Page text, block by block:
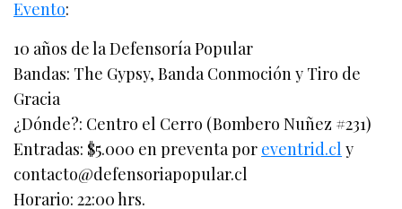
Evento:
10 años de la Defensoría Popular
Bandas: The Gypsy, Banda Conmoción y Tiro de
Gracia
¿Dónde?: Centro el Cerro (Bombero Nuñez #231)
Entradas: $5.000 en preventa por eventrid.cl y
contacto@defensoriapopular.cl
Horario: 22:00 hrs.